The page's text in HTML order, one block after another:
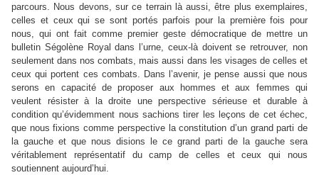
parcours. Nous devons, sur ce terrain là aussi, être plus exemplaires,
celles et ceux qui se sont portés parfois pour la première fois pour
nous, qui ont fait comme premier geste démocratique de mettre un
bulletin Ségolène Royal dans l’urne, ceux-là doivent se retrouver, non
seulement dans nos combats, mais aussi dans les visages de celles et
ceux qui portent ces combats. Dans l’avenir, je pense aussi que nous
serons en capacité de proposer aux hommes et aux femmes qui
veulent résister à la droite une perspective sérieuse et durable à
condition qu’évidemment nous sachions tirer les leçons de cet échec,
que nous fixions comme perspective la constitution d’un grand parti de
la gauche et que nous disions le ce grand parti de la gauche sera
véritablement représentatif du camp de celles et ceux qui nous
soutiennent aujourd’hui.